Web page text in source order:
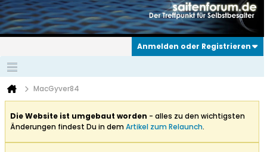
Anmelden oder Registrieren
MacGyver84
Die Website ist umgebaut worden - alles zu den wichtigsten
Änderungen findest Du in demArtikel zum Relaunch.